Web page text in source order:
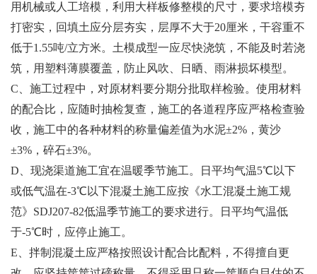
用机械或人工培模，利用大样板修整模的尺寸，要求培模夯
打密实，回填土应分层夯实，层厚不大于20厘米，干容重不
低于1.55吨/立方米。土模成型一应尽快浇筑，不能及时若浇
筑，用塑料薄膜覆盖，防止风吹、日晒、雨淋损坏模型。
C、施工过程中，对原材料要分期分批取样检验。使用材料
的配合比，应随时抽检复查，施工的各道程序应严格检查验
收，施工中的各种材料的称量偏差值为水泥±2%，黄沙
±3%，碎石±3%。
D、现浇渠道施工宜在温暖季节施工。日平均气温5℃以下
或低气温在-3℃以下混凝土施工应按《水工混凝土施工规
范》SDJ207-82低温季节施工的要求进行。日平均气温低
于-5℃时，应停止施工。
E、拌制混凝土应严格按照设计配合比配料，不得擅自更